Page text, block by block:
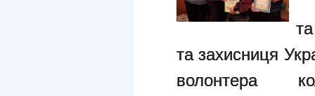
та захисниця
волонтера